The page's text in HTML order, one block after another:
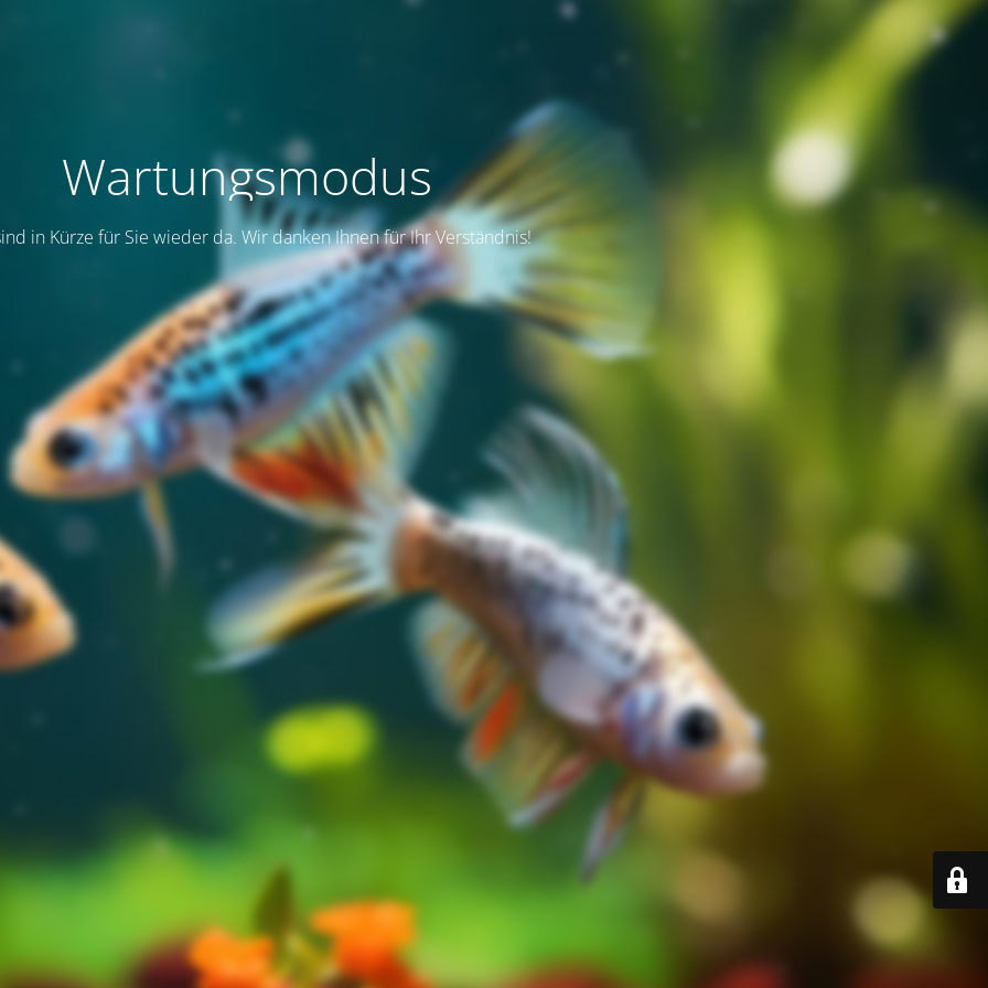
Wartungsmodus
in Kürze für Sie wieder da. Wir danken Ihnen für Ihr Verständnis!